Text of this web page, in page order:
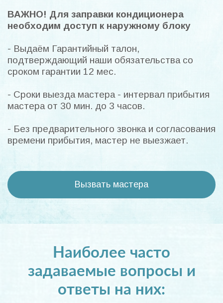
ВАЖНО! Для заправки кондиционера
необходим доступ к наружному блоку
- Выдаём Гарантийный талон,
подтверждающий наши обязательства со
сроком гарантии 12 мес.
- Сроки выезда мастера - интервал прибытия
мастера от 30 мин. до 3 часов.
- Без предварительного звонка и согласования
времени прибытия, мастер не выезжает.
Вызвать мастера
Наиболее часто
задаваемые вопросы и
ответы на них: